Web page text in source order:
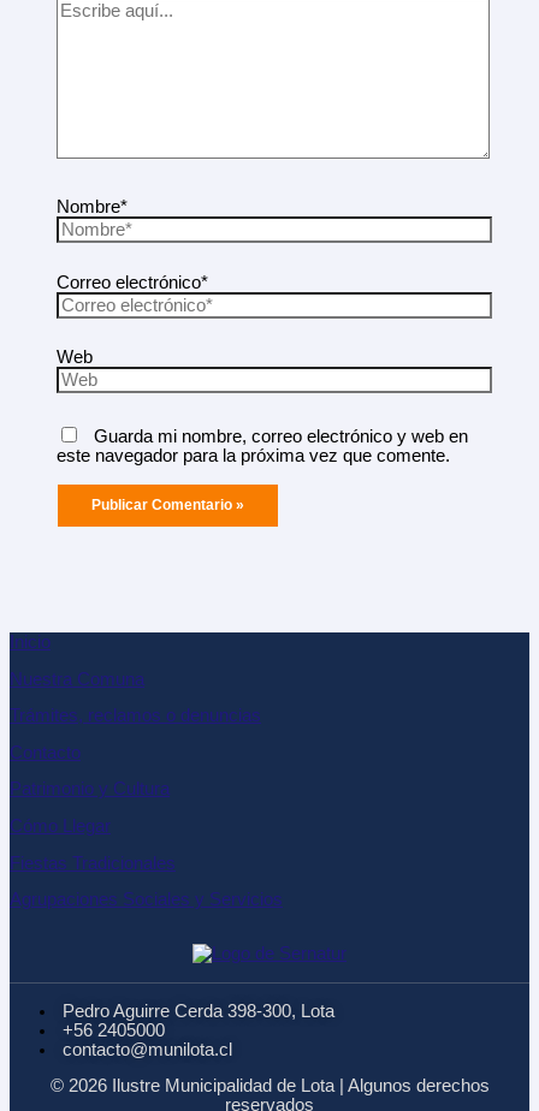
Nombre*
Correo electrónico*
Web
Guarda mi nombre, correo electrónico y web en
este navegador para la próxima vez que comente.
Inicio
Nuestra Comuna
Trámites, reclamos o denuncias
Contacto
Patrimonio y Cultura
Cómo Llegar
Fiestas Tradicionales
Agrupaciones Sociales y Servicios
Pedro Aguirre Cerda 398-300, Lota
+56 2405000
contacto@munilota.cl
© 2026 Ilustre Municipalidad de Lota | Algunos derechos
reservados